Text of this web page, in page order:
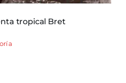
tropical Bret